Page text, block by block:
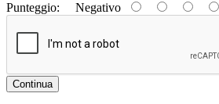
Punteggio: Negativo
Continua